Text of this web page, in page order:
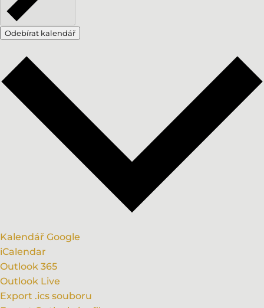
Odebírat kalendář
Kalendář Google
iCalendar
Outlook 365
Outlook Live
Export .ics souboru